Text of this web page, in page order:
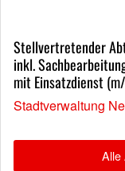
Stellvertretender
inkl.
mit Einsatzdienst
Stadtverwaltung
Alle